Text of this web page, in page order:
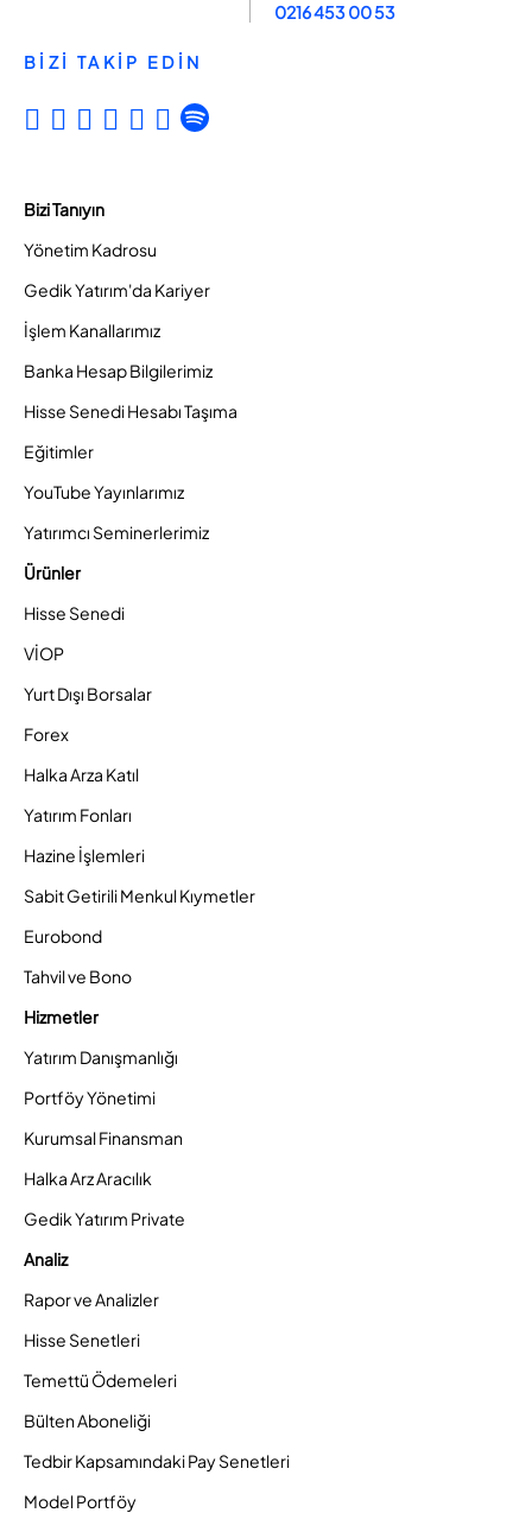
0216 453 00 53
BİZİ TAKİP EDİN
Bizi Tanıyın
Yönetim Kadrosu
Gedik Yatırım'da Kariyer
İşlem Kanallarımız
Banka Hesap Bilgilerimiz
Hisse Senedi Hesabı Taşıma
Eğitimler
YouTube Yayınlarımız
Yatırımcı Seminerlerimiz
Ürünler
Hisse Senedi
VİOP
Yurt Dışı Borsalar
Forex
Halka Arza Katıl
Yatırım Fonları
Hazine İşlemleri
Sabit Getirili Menkul Kıymetler
Eurobond
Tahvil ve Bono
Hizmetler
Yatırım Danışmanlığı
Portföy Yönetimi
Kurumsal Finansman
Halka Arz Aracılık
Gedik Yatırım Private
Analiz
Rapor ve Analizler
Hisse Senetleri
Temettü Ödemeleri
Bülten Aboneliği
Tedbir Kapsamındaki Pay Senetleri
Model Portföy